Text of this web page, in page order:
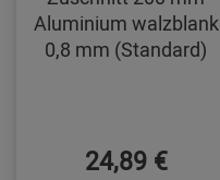
Aluminium walzblank
0,8 mm (Standard)
24,89 €